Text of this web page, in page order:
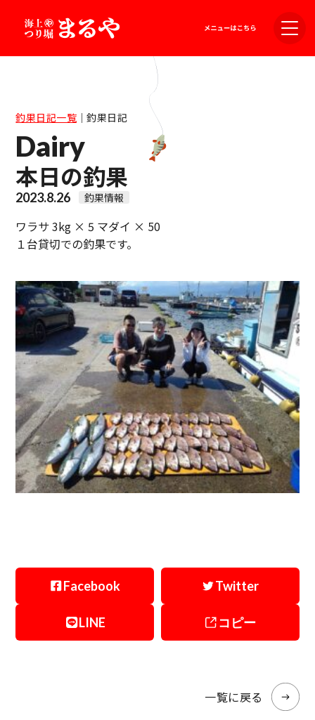
釣果日記一覧｜釣果日記
Dairy
本日の釣果
2023.8.26 釣果情報
ワラサ 3kg × 5 マダイ × 50
１台貸切での釣果です。
Facebook Twitter
LINE コピー
一覧に戻る